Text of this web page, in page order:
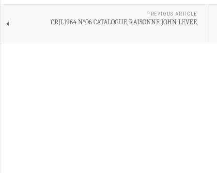
PREVIOUS ARTICLE
CRJL1964 N°06 CATALOGUE RAISONNE JOHN LEVEE